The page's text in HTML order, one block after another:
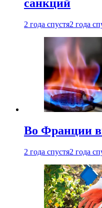
санкций
2 года спустя2 года
Во Франции
2 года спустя2 года